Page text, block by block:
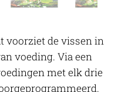
voorziet de vissen in
voeding. Via een
met elk drie